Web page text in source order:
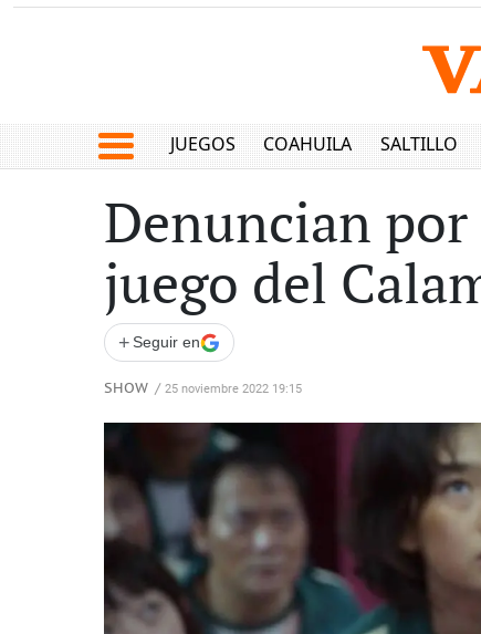
JUEGOS COAHUILA SALTILLO
Denuncian por
juego del
+ Seguir en
SHOW / 25 noviembre 2022 19:15